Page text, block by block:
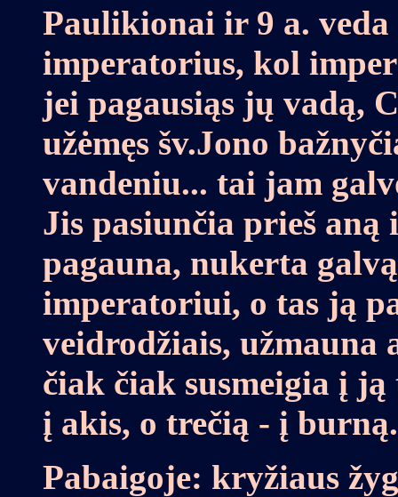
Paulikionai ir 9 a.
imperatorius, kol
jei pagausiąs jų vadą,
užėmęs šv.Jono
vandeniu... tai jam
Jis pasiunčia prieš
pagauna, nukerta
imperatoriui, o tas ją
veidrodžiais,
čiak čiak susmeigia į
į akis, o trečią - į burną.
Pabaigoje: kryžiaus